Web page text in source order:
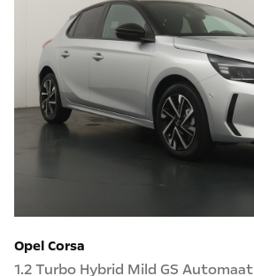
Opel Corsa
1.2 Turbo Hybrid Mild GS Automaat